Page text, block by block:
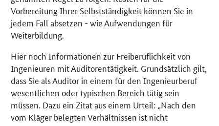
Vorbereitung Ihrer Selbstständigkeit können Sie in
jedem Fall absetzen - wie Aufwendungen für
Weiterbildung.
Hier noch Informationen zur Freiberuflichkeit von
Ingenieuren mit Auditorentätigkeit. Grundsätzlich gilt,
dass Sie als Auditor in einem für den Ingenieurberuf
wesentlichen oder typischen Bereich tätig sein
müssen. Dazu ein Zitat aus einem Urteil: „Nach den
vom Kläger belegten Verhältnissen ist nicht